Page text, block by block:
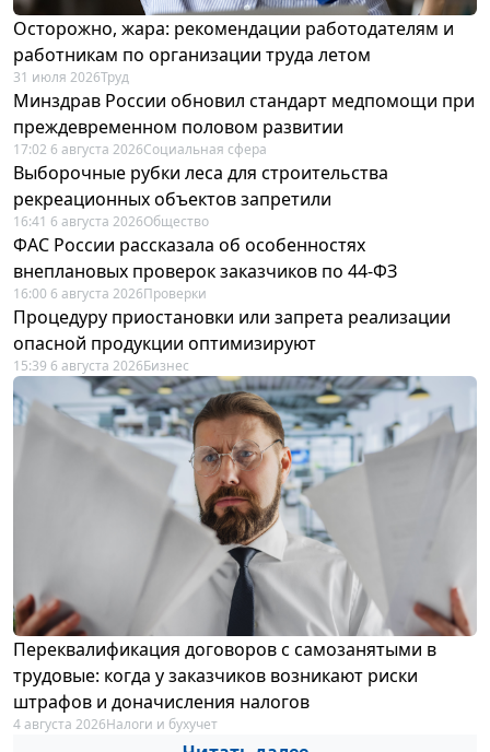
Осторожно, жара: рекомендации работодателям и
работникам по организации труда летом
31 июля 2026Труд
Минздрав России обновил стандарт медпомощи при
преждевременном половом развитии
17:02 6 августа 2026Социальная сфера
Выборочные рубки леса для строительства
рекреационных объектов запретили
16:41 6 августа 2026Общество
ФАС России рассказала об особенностях
внеплановых проверок заказчиков по 44-ФЗ
16:00 6 августа 2026Проверки
Процедуру приостановки или запрета реализации
опасной продукции оптимизируют
15:39 6 августа 2026Бизнес
Переквалификация договоров с самозанятыми в
трудовые: когда у заказчиков возникают риски
штрафов и доначисления налогов
4 августа 2026Налоги и бухучет